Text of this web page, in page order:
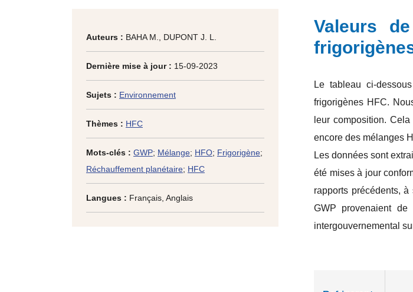
Auteurs : BAHA M., DUPONT J. L.
Dernière mise à jour : 15-09-2023
Sujets : Environnement
Thèmes : HFC
Mots-clés : GWP; Mélange; HFO; Frigorigène;
Réchauffement planétaire; HFC
Langues : Français, Anglais
Valeurs
Le tableau ci-
frigorigènes HFC.
leur composition.
encore des mélanges
Les données sont
été mises à jour
rapports précédents,
GWP provenaient
intergouvernemental